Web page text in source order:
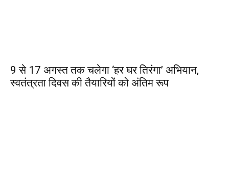
9 से 17 अगस्त तक चलेगा ‘हर घर तिरंगा’ अभियान,
स्वतंत्रता दिवस की तैयारियों को अंतिम रूप